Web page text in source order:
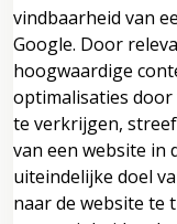
vindbaarheid van
Google. Door
hoogwaardige
optimalisaties door
te verkrijgen,
van een website in
uiteindelijke doel
naar de website te